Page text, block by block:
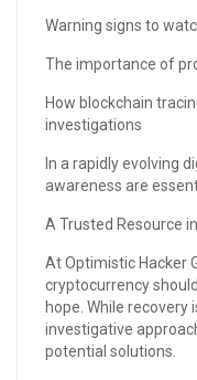
Warning signs to
The importance of
How blockchain
investigations
In a rapidly evolving
awareness are
A Trusted Resource
At Optimistic Hacker
cryptocurrency
hope. While
investigative
potential solutions.